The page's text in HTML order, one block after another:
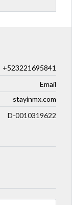
+523221695841
Email
stayinmx.com
D-0010319622